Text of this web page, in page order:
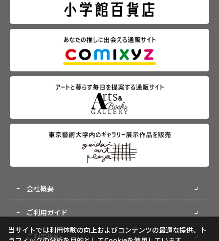
会社概要
ご利用ガイド
ご利用規約
当サイトでは利用体験の向上およびコンテンツの最適な提供、ト